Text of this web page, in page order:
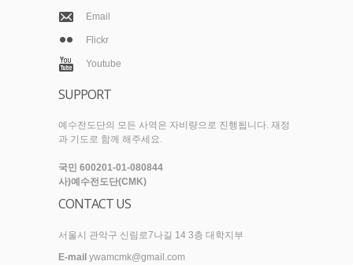
Email
Flickr
Youtube
SUPPORT
예수전도단의 모든 사역은 자비량으로 진행됩니다. 재정
과 기도로 함께 해주세요.
국민 600201-01-080844
사)예수전도단(CMK)
CONTACT US
서울시 관악구 신림로7나길 14 3층 대학지부
E-mail ywamcmk@gmail.com